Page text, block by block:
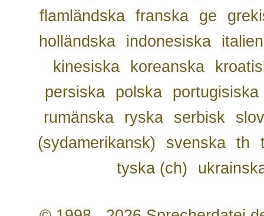
flamländska franska ge
holländska
indonesiska
kinesiska
koreanska
persiska
polska
portugisiska
rumänska
ryska serbisk
(sydamerikansk)
svenska th
tyska (ch)